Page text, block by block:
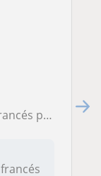
el nivel más bajo